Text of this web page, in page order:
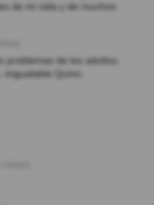
de mi vida y de muchos .
problemas de los adultos.
Quino.